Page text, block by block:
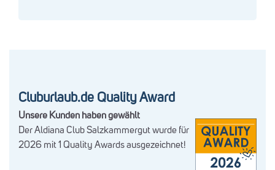
Cluburlaub.de Quality Award
Unsere Kunden haben gewählt
Der Aldiana Club Salzkammergut wurde für
2026 mit 1 Quality Awards ausgezeichnet!